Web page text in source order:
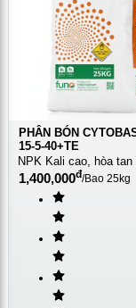
PHÂN BÓN
15-5-40+TE
NPK Kali cao, hòa tan
1,400,000đ/Bao 25kg